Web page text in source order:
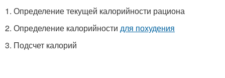
1. Определение текущей калорийности рациона
2. Определение калорийности для похудения
3. Подсчет калорий